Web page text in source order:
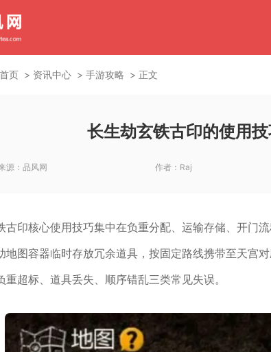
页 资讯中心 手游攻略 正文
长生劫玄铁古印的使用
源： 品风网 作者： Raj
古印核心使用技巧集中在负重分配、运输存储、开门
地图容器临时存放冗余道具，按固定路线携带至天宫
重超标、道具丢失、顺序错乱三类常见失误。